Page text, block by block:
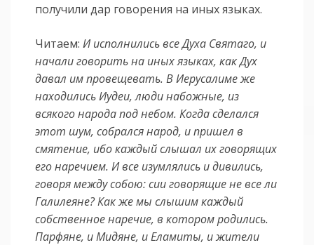
получили дар говорения на иных языках.
Читаем:И исполнились все Духа Святаго, и
начали говорить на иных языках, как Дух
давал им провещевать. В Иерусалиме же
находились Иудеи, люди набожные, из
всякого народа под небом. Когда сделался
этот шум, собрался народ, и пришел в
смятение, ибо каждый слышал их говорящих
его наречием. И все изумлялись и дивились,
говоря между собою: сии говорящие не все ли
Галилеяне? Как же мы слышим каждый
собственное наречие, в котором родились.
Парфяне, и Мидяне, и Еламиты, и жители